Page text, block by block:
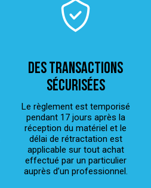
Des transactions
sécurisées
Le règlement est temporisé
pendant 17 jours après la
réception du matériel et le
délai de rétractation est
applicable sur tout achat
effectué par un particulier
auprès d’un professionnel.